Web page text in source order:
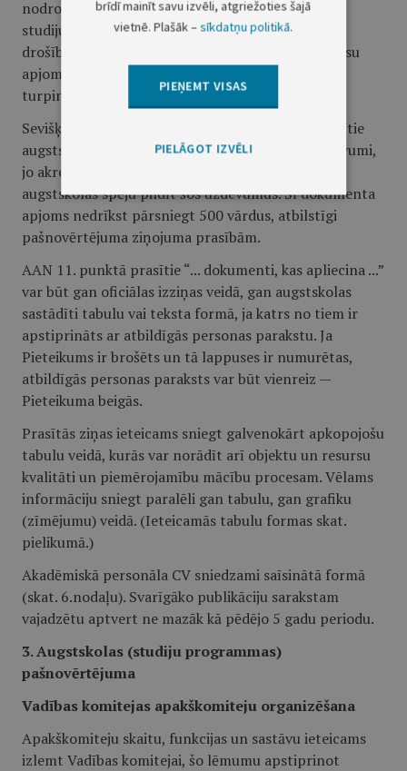
nodrošināt iespējas studentiem turpināt studijas
studiju programmas likvidācijas gadījumā var būt
drošības naudas iemaksa viena gada studiju izmaksu
apjomā vai līgums ar citu augstskolu par studiju
turpināšanas nodrošināšanu.
Sevišķi rūpīgi ir jāizstrādā AAN 11.9. punktā prasītie
augstskolas (studiju programmas) mērķi un uzdevumi,
jo akreditācijas galvenais uzdevums ir novērtēt
augstskolas spēju pildīt šos uzdevumus. Šī dokumenta
apjoms nedrīkst pārsniegt 500 vārdus, atbilstīgi
pašnovērtējuma ziņojuma prasībām.
AAN 11. punktā prasītie “... dokumenti, kas apliecina ...”
var būt gan oficiālas izziņas veidā, gan augstskolas
sastādīti tabulu vai teksta formā, ja katrs no tiem ir
apstiprināts ar atbildīgās personas parakstu. Ja
Pieteikums ir brošēts un tā lappuses ir numurētas,
atbildīgās personas paraksts var būt vienreiz —
Pieteikuma beigās.
Prasītās ziņas ieteicams sniegt galvenokārt apkopojošu
tabulu veidā, kurās var norādīt arī objektu un resursu
kvalitāti un piemērojamību mācību procesam. Vēlams
informāciju sniegt paralēli gan tabulu, gan grafiku
(zīmējumu) veidā. (Ieteicamās tabulu formas skat.
pielikumā.)
Akadēmiskā personāla CV sniedzami saīsinātā formā
(skat. 6.nodaļu). Svarīgāko publikāciju sarakstam
vajadzētu aptvert ne mazāk kā pēdējo 5 gadu periodu.
3. Augstskolas (studiju programmas)
pašnovērtējuma
Vadības komitejas apakškomiteju organizēšana
Apakškomiteju skaitu, funkcijas un sastāvu ieteicams
izlemt Vadības komitejai, šo lēmumu apstiprinot
brīdī mainīt savu izvēli, atgriežoties šajā
vietnē. Plašāk –sīkdatņu politikā.
PIEŅEMT VISAS
PIELĀGOT IZVĒLI